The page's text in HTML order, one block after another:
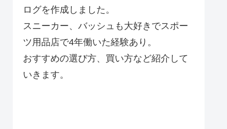
ログを作成しました。
スニーカー、バッシュも大好きでスポー
ツ用品店で4年働いた経験あり。
おすすめの選び方、買い方など紹介して
いきます。